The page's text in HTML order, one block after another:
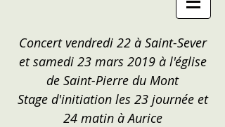
Concert vendredi 22 à Saint-Sever
et samedi 23 mars 2019 à l'église
de Saint-Pierre du Mont
Stage d'initiation les 23 journée et
24 matin à Aurice